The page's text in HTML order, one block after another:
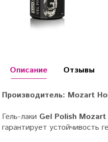
Описание
Производитель: Mozart
Гель-лаки Gel Polish Mozart
гарантирует устойчивость
Отзывы